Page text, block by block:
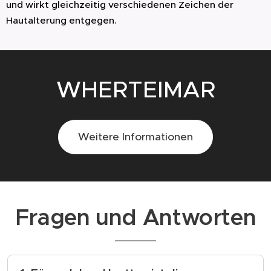
und wirkt gleichzeitig verschiedenen Zeichen der
Hautalterung entgegen.
WHERTEIMAR
Weitere Informationen
Fragen und Antworten